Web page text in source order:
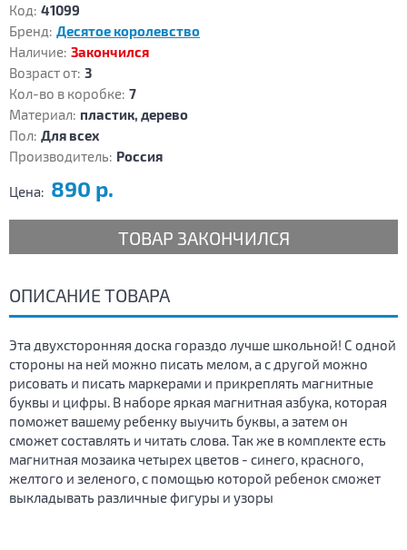
Код: 41099
Бренд: Десятое королевство
Наличие: Закончился
Возраст от: 3
Кол-во в коробке: 7
Материал: пластик, дерево
Пол: Для всех
Производитель: Россия
Цена: 890 р.
ТОВАР ЗАКОНЧИЛСЯ
ОПИСАНИЕ ТОВАРА
Эта двухсторонняя доска гораздо лучше школьной! С одной
стороны на ней можно писать мелом, а с другой можно
рисовать и писать маркерами и прикреплять магнитные
буквы и цифры. В наборе яркая магнитная азбука, которая
поможет вашему ребенку выучить буквы, а затем он
сможет составлять и читать слова. Так же в комплекте есть
магнитная мозаика четырех цветов - синего, красного,
желтого и зеленого, с помощью которой ребенок сможет
выкладывать различные фигуры и узоры